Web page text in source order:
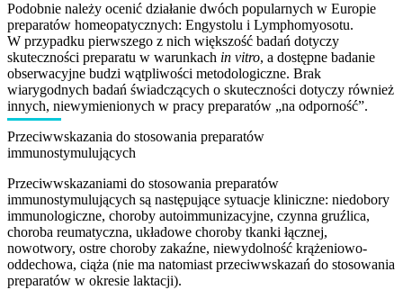
Podobnie należy ocenić działanie dwóch popularnych w Europie
preparatów homeopatycznych: Engystolu i Lymphomyosotu.
W przypadku pierwszego z nich większość badań dotyczy
skuteczności preparatu w warunkach in vitro, a dostępne badanie
obserwacyjne budzi wątpliwości metodologiczne. Brak
wiarygodnych badań świadczących o skuteczności dotyczy również
innych, niewymienionych w pracy preparatów „na odporność”.
Przeciwwskazania do stosowania preparatów
immunostymulujących
Przeciwwskazaniami do stosowania preparatów
immunostymulujących są następujące sytuacje kliniczne: niedobory
immunologiczne, choroby autoimmunizacyjne, czynna gruźlica,
choroba reumatyczna, układowe choroby tkanki łącznej,
nowotwory, ostre choroby zakaźne, niewydolność krążeniowo-
oddechowa, ciąża (nie ma natomiast przeciwwskazań do stosowania
preparatów w okresie laktacji).